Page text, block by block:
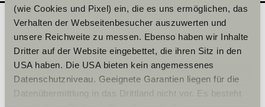
(wie Cookies und Pixel) ein, die es uns ermöglichen, das
Verhalten der Webseitenbesucher auszuwerten und
unsere Reichweite zu messen. Ebenso haben wir Inhalte
Dritter auf der Website eingebettet, die ihren Sitz in den
USA haben. Die USA bieten kein angemessenes
Datenschutzniveau. Geeignete Garantien liegen für die
Datenübermittlung in das Drittland nicht vor. Es besteht
2
Quel modèle souhaiteriez-
vous découvrir en
concession ?
Inscrivez ici la date de votre choix.